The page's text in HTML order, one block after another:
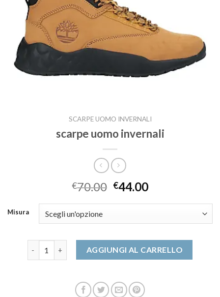
SCARPE UOMO INVERNALI
scarpe uomo invernali
€70.00 €44.00
Misura
scarpe uomo invernali quantitàAGGIUNGI AL CARRELLO